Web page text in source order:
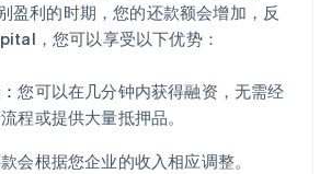
盈利的时期，您的还款额会增加，反
，您可以享受以下优势：
您可以在几分钟内获得融资，无需经
程或提供大量抵押品。
会根据您企业的收入相应调整。